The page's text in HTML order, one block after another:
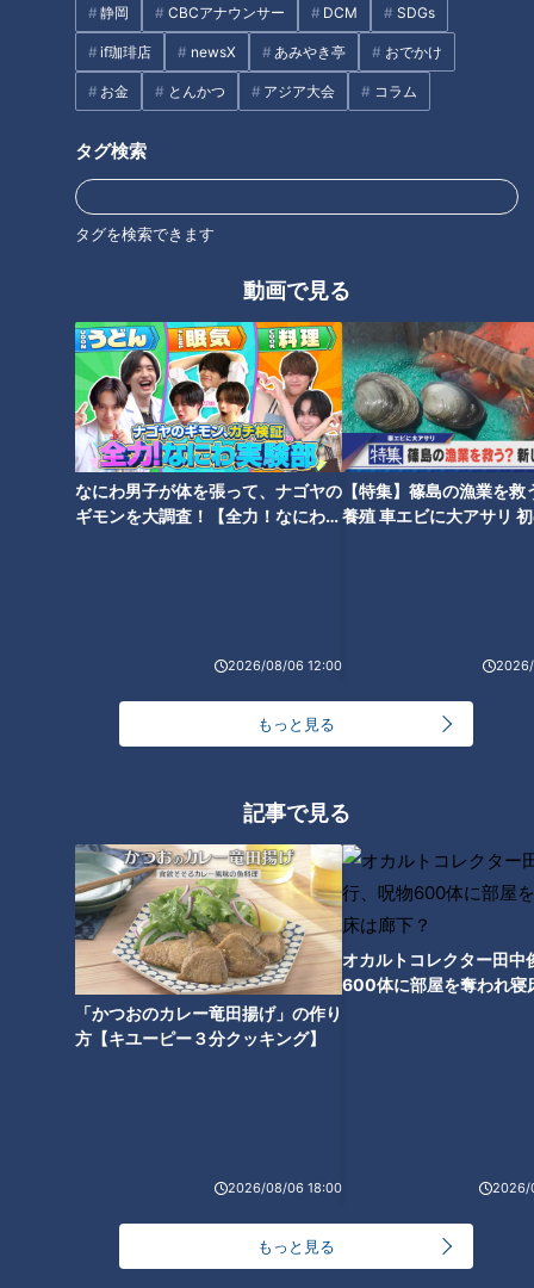
静岡 CBCアナウンサー DCM SDGs
if珈琲店 newsX あみやき亭 おでかけ
お金 とんかつ アジア大会 コラム
タグ検索
タグを検索できます
動画で見る
なにわ男子が体を張って、ナゴヤの
ギモンを大調査！【全力！なにわ実
2026/08/06 12:00
【特集】篠島の漁業を救
養殖 車エビに大アサリ
もっと見る
記事で見る
「かつおのカレー竜田揚げ」の作り
方【キユーピー３分クッキング】
2026/08/06 18:00
オカルトコレクター田中
600体に部屋を奪われ寝
2026/
もっと見る
新“絶景スポット”とは
ットだらけの「お菓子の城」の
必ず最徐行で… “日本一急な坂の
隧道
番組紹介
道との遭遇
「道との遭遇」動画
ホームページ
最新話の見逃し配信はこちら
オススメ関連コンテンツ